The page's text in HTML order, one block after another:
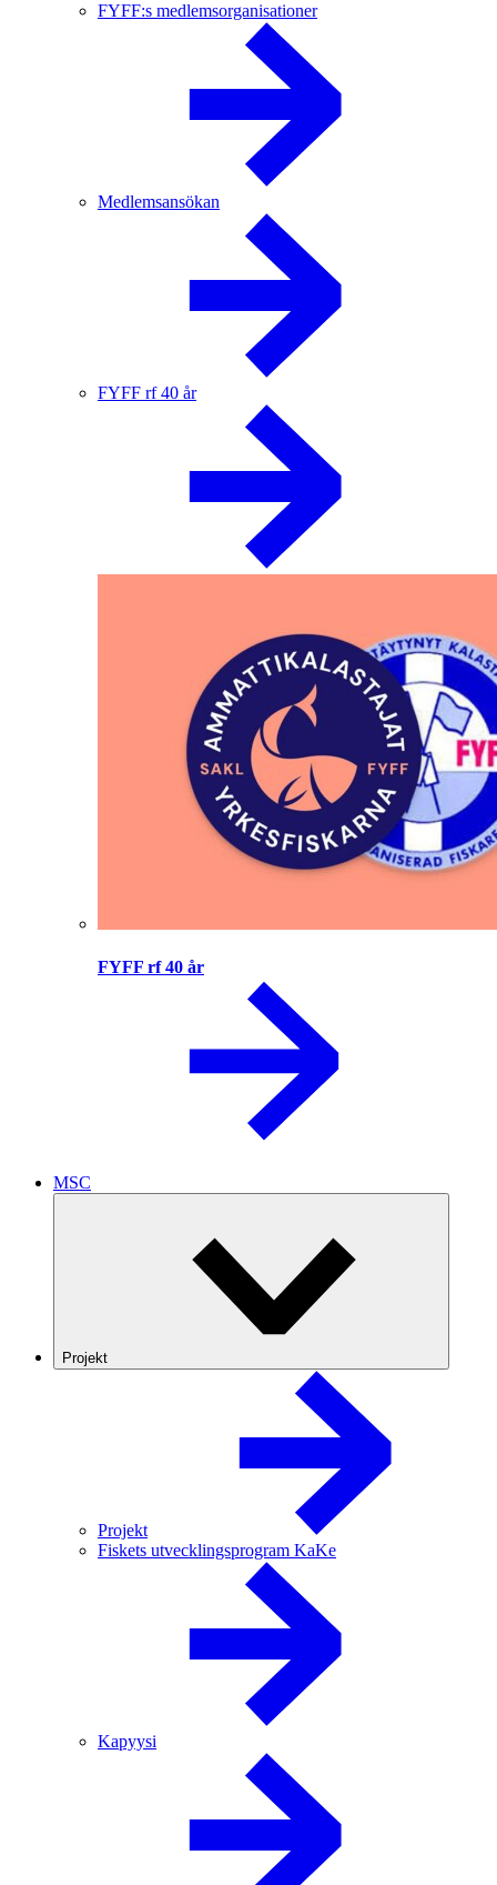
FYFF:s medlemsorganisationer
Medlemsansökan
FYFF rf 40 år
FYFF rf 40 år
MSC
Projekt
Projekt
Fiskets utvecklingsprogram KaKe
Kapyysi